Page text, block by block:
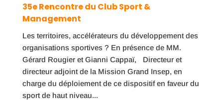
35e Rencontre du Club Sport &
Management
Les territoires, accélérateurs du développement des
organisations sportives ? En présence de MM.
Gérard Rougier et Gianni Cappaï, Directeur et
directeur adjoint de la Mission Grand Insep, en
charge du déploiement de ce dispositif en faveur du
sport de haut niveau...